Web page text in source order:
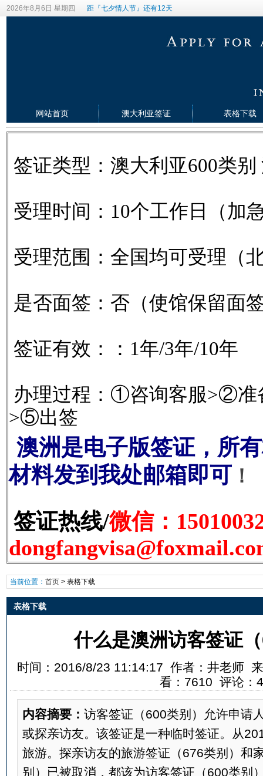
2026年8月6日 星期四 距『七夕情人节』还有12天
网站首页 澳大利亚签证 表格下载
签证类型：澳大利亚600类
受理时间：10个工作日（加
受理范围：全国均可受理（
是否面签：否（使馆保留面
签证有效：：1年/3年/10年
办理过程：①咨询客服>②
>⑤出签
澳洲是电子版签证，所
材料发到我处邮箱即可 ！
签证热线/微信：
当前位置： 首页> 表格下载
表格下载
什么是澳洲访客签证
时间：2016/8/23 11:14:17 作者：井老师
看：7610 评论：4
内容摘要： 访客签证（600类别）允许申请
或探亲访友。该签证是一种临时签证。从
旅游。探亲访友的旅游签证（676类别）和
别）已被取消，都该为访客签证（600类别